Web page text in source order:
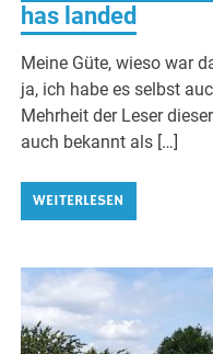
has landed
Meine Güte, wieso war
ja, ich habe es selbst
Mehrheit der Leser
auch bekannt als […]
WEITERLESEN